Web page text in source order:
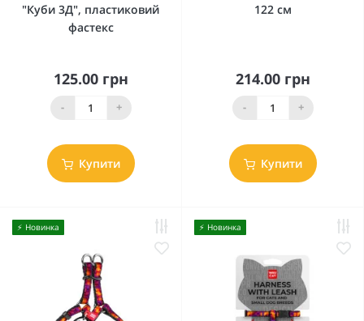
"Куби 3Д", пластиковий
фастекс
125.00 грн
- +
Купити
122 см
214.00 грн
- +
Купити
⚡️ Новинка ⚡️ Новинка